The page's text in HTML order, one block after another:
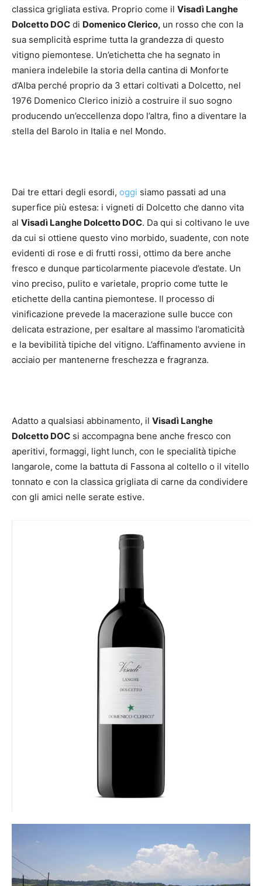
classica grigliata estiva. Proprio come il Visadì Langhe
Dolcetto DOC di Domenico Clerico, un rosso che con la
sua semplicità esprime tutta la grandezza di questo
vitigno piemontese. Un’etichetta che ha segnato in
maniera indelebile la storia della cantina di Monforte
d’Alba perché proprio da 3 ettari coltivati a Dolcetto, nel
1976 Domenico Clerico iniziò a costruire il suo sogno
producendo un’eccellenza dopo l’altra, fino a diventare la
stella del Barolo in Italia e nel Mondo.
Dai tre ettari degli esordi, oggi siamo passati ad una
superfice più estesa: i vigneti di Dolcetto che danno vita
al Visadì Langhe Dolcetto DOC. Da qui si coltivano le uve
da cui si ottiene questo vino morbido, suadente, con note
evidenti di rose e di frutti rossi, ottimo da bere anche
fresco e dunque particolarmente piacevole d’estate. Un
vino preciso, pulito e varietale, proprio come tutte le
etichette della cantina piemontese. Il processo di
vinificazione prevede la macerazione sulle bucce con
delicata estrazione, per esaltare al massimo l’aromaticità
e la bevibilità tipiche del vitigno. L’affinamento avviene in
acciaio per mantenerne freschezza e fragranza.
Adatto a qualsiasi abbinamento, il Visadì Langhe
Dolcetto DOC si accompagna bene anche fresco con
aperitivi, formaggi, light lunch, con le specialità tipiche
langarole, come la battuta di Fassona al coltello o il vitello
tonnato e con la classica grigliata di carne da condividere
con gli amici nelle serate estive.